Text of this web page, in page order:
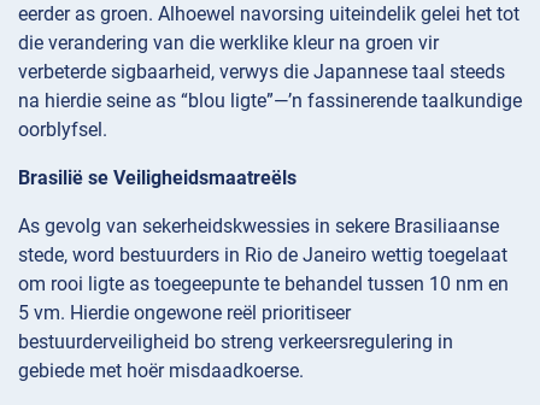
eerder as groen. Alhoewel navorsing uiteindelik gelei het tot
die verandering van die werklike kleur na groen vir
verbeterde sigbaarheid, verwys die Japannese taal steeds
na hierdie seine as “blou ligte”—’n fassinerende taalkundige
oorblyfsel.
Brasilië se Veiligheidsmaatreëls
As gevolg van sekerheidskwessies in sekere Brasiliaanse
stede, word bestuurders in Rio de Janeiro wettig toegelaat
om rooi ligte as toegeepunte te behandel tussen 10 nm en
5 vm. Hierdie ongewone reël prioritiseer
bestuurderveiligheid bo streng verkeersregulering in
gebiede met hoër misdaadkoerse.